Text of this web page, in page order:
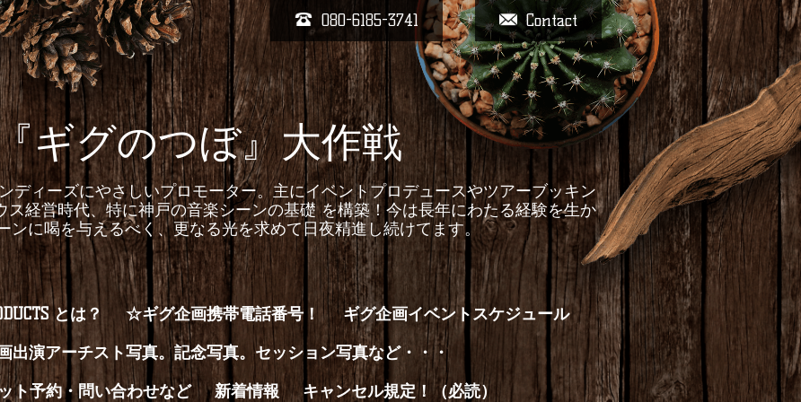
Contact
080-6185-3741
『ギグのつぼ』大作戦
ディーズにやさしいプロモーター。主にイベントプロデュースやツアーブッキン
ス経営時代、特に神戸の音楽シーンの基礎 を構築！今は長年にわたる経験を生か
ンに喝を与えるべく、更なる光を求めて日夜精進し続けてます。
とは？ ☆ギグ企画携帯電話番号！
ギグ企画イベントスケジュール
出演アーチスト写真。記念写真。セッション写真など・・・
ト予約・問い合わせなど
新着情報 キャンセル規定！（必読）